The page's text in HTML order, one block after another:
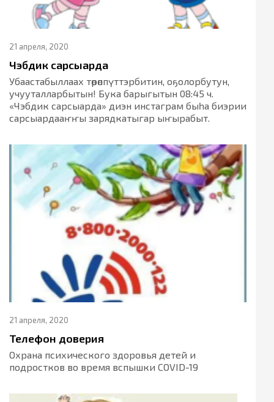
21 апреля, 2020
Чэбдик сарсыарда
Убаастабыллаах төрөппүттэрбитин, оҕолорбутун,
учууталларбытын! Бука барыгытын 08:45 ч.
«Чэбдик сарсыарда» диэн инстаграм быһа биэрии
сарсыардааҥҥы зарядкатыгар ыҥырабыт.
21 апреля, 2020
Телефон доверия
Охрана психического здоровья детей и
подростков во время вспышки COVID-19